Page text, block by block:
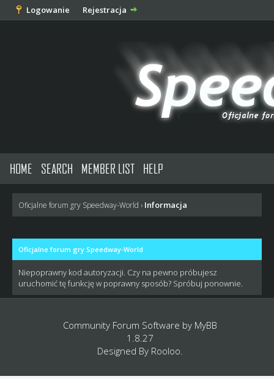
Logowanie Rejestracja
HOME SEARCH MEMBER LIST HELP
Oficjalne forum gry Speedway-World › Informacja
Oficjalne forum gry Speedway-World
Niepoprawny kod autoryzacji. Czy na pewno próbujesz
uruchomić tę funkcję w poprawny sposób? Spróbuj ponownie.
Community Forum Software by MyBB
1.8.27
Designed By Rooloo.